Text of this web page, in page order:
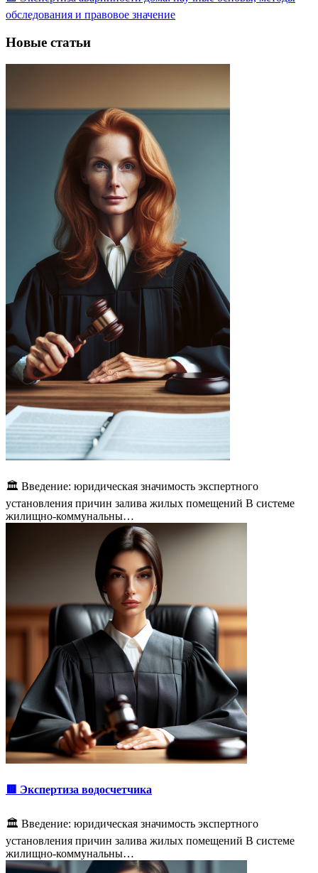
обследования и правовое значение
Новые статьи
🏛️ Введение: юридическая значимость экспертного
установления причин залива жилых помещений В системе
жилищно-коммунальны…
🟥 Экспертиза водосчетчика
🏛️ Введение: юридическая значимость экспертного
установления причин залива жилых помещений В системе
жилищно-коммунальны…